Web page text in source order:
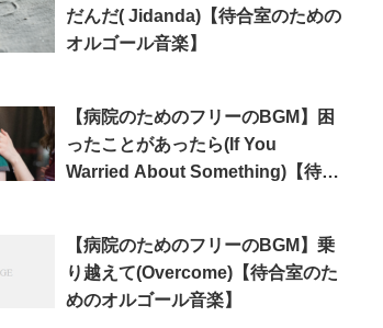
だんだ( Jidanda)【待合室のための
オルゴール音楽】
【病院のためのフリーのBGM】困
ったことがあったら(If You
Warried About Something)【待合
【病院のためのフリーのBGM】乗
り越えて(Overcome)【待合室のた
めのオルゴール音楽】